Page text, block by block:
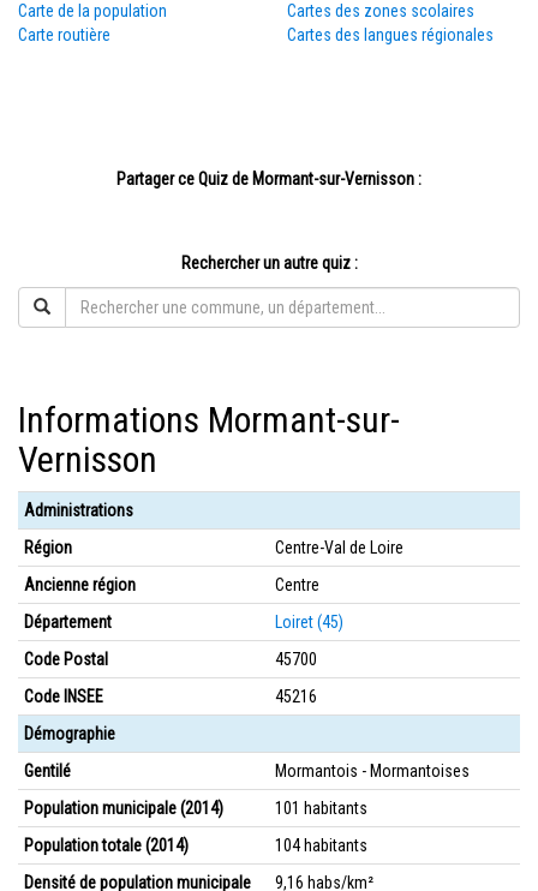
Carte de la population
Carte routière
Cartes des zones scolaires
Cartes des langues régionales
Partager ce Quiz de Mormant-sur-Vernisson :
Rechercher un autre quiz :
Informations Mormant-sur-
Vernisson
Administrations
Région
Centre-Val de Loire
Ancienne région
Centre
Département
Loiret (45)
Code Postal
45700
Code INSEE
45216
Démographie
Gentilé
Mormantois - Mormantoises
Population municipale (2014)
101 habitants
Population totale (2014)
104 habitants
Densité de population municipale
9,16 habs/km²